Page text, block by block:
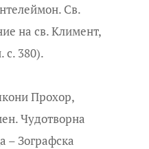
Св.
на св. Климент,
с. 380).
Прохор,
Чудотворна
– Зографска